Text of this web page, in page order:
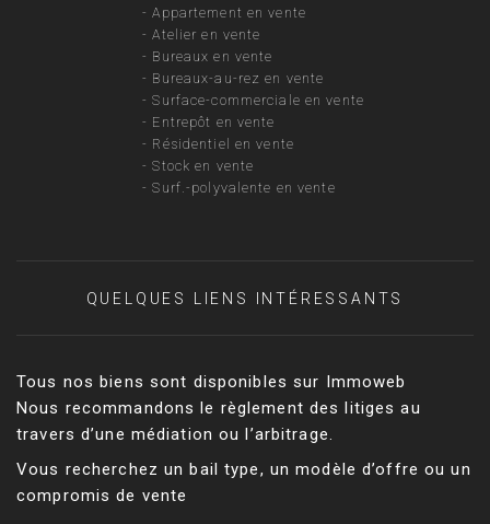
-Appartement en vente
-Atelier en vente
- Bureaux en vente
- Bureaux-au-rez en vente
-Surface-commerciale en vente
- Entrepôt en vente
- Résidentiel en vente
-Stock en vente
-Surf.-polyvalente en vente
QUELQUES LIENS INTÉRESSANTS
Tous nos biens sont disponibles sur Immoweb
Nous recommandons le règlement des litiges au
travers d’une médiation ou l’arbitrage.
Vous recherchez un bail type, un modèle d’offre ou un
compromis de vente